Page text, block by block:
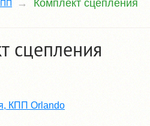
Комплект сцепления
сцепления
КПП Orlando